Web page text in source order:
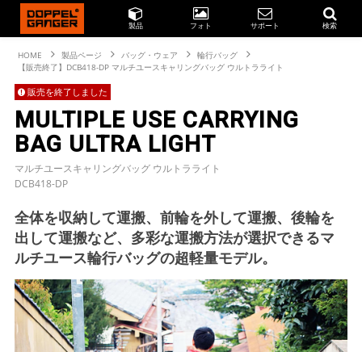
製品 フォト サポート 検索
HOME 製品ページ バッグ・ウェア
輪行バッグ
【販売終了】DCB418-DP マルチユースキャリングバッグ ウルトラライト
販売を終了しました
MULTIPLE USE CARRYING
BAG ULTRA LIGHT
マルチユースキャリングバッグ ウルトラライト
DCB418-DP
全体を収納して運搬、前輪を外して運搬、後輪を
出して運搬など、多彩な運搬方法が選択できるマ
ルチユース輪行バッグの超軽量モデル。